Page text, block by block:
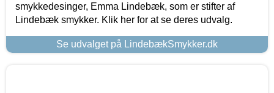
smykkedesinger, Emma Lindebæk, som er stifter af
Lindebæk smykker. Klik her for at se deres udvalg.
Se udvalget på LindebækSmykker.dk